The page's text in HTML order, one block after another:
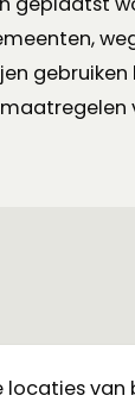
locaties van